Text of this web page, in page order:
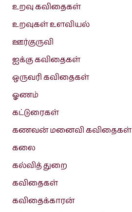
உறவு கவிதைகள்
உறவுகள் உளவியல்
ஊர்குருவி
ஐக்கு கவிதைகள்
ஒருவரி கவிதைகள்
ஓணம்
கட்டுரைகள்
கணவன் மனைவி கவிதைகள்
கலை
கல்வித் துறை
கவிதைகள்
கவிதைக்காரன்